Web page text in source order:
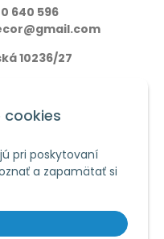
cookies
pri poskytovaní
a zapamätať si
640 596
10236/27